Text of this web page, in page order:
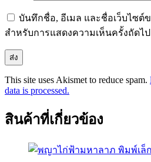
บันทึกชื่อ, อีเมล และชื่อเว็บไซต์
สำหรับการแสดงความเห็นครั้งถัดไป
This site uses Akismet to reduce spam.
data is processed.
สินค้าที่เกี่ยวข้อง